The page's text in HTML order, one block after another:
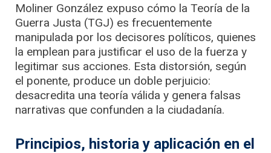
Moliner González expuso cómo la Teoría de la
Guerra Justa (TGJ) es frecuentemente
manipulada por los decisores políticos, quienes
la emplean para justificar el uso de la fuerza y
legitimar sus acciones. Esta distorsión, según
el ponente, produce un doble perjuicio:
desacredita una teoría válida y genera falsas
narrativas que confunden a la ciudadanía.
Principios, historia y aplicación en el